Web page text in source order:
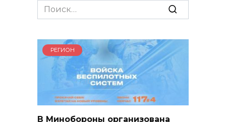
Search
for:
РЕГИОН
В Минобороны организована